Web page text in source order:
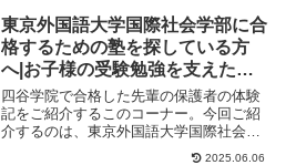
東京外国語大学国際社会学部に合
格するための塾を探している方
へ|お子様の受験勉強を支えた保
護者体験談！大学受験予備校四谷
学院
四谷学院で合格した先輩の保護者の体験
記をご紹介するこのコーナー。今回ご紹
介するのは、東京外国語大学国際社会学
部に合格したさんのお母様のストーリー
2025.06.06